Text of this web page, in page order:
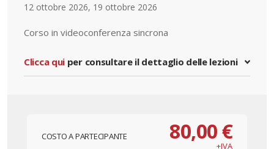
12 ottobre 2026, 19 ottobre 2026
Corso in videoconferenza sincrona
Clicca qui per consultare il dettaglio delle lezioni
COSTO A PARTECIPANTE 80,00 €
+IVA